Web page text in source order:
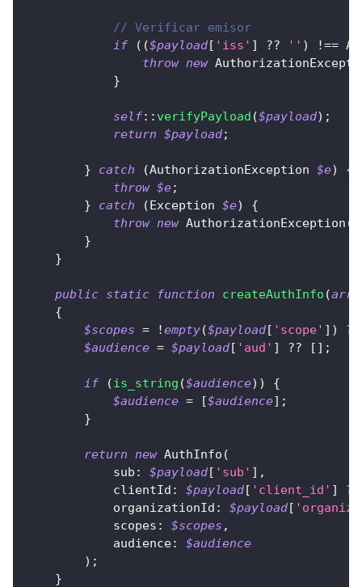
// Verificar emisor
if
( ($payload[ 'iss' ] ?? '' ) !==
throw new
}
self:: verifyPayload ($payload) ;
return $payload;
} catch (AuthorizationException $e)
{
throw $e;
}
catch (Exception $e)
{
throw new AuthorizationException (
}
}
public static function createAuthInfo (
{
$scopes = !empty($payload[ 'scope' ] ) ?
$audience = $payload[ 'aud' ] ?? [ ] ;
if (is_string ($audience) )
{
$audience = [$audience] ;
}
return new AuthInfo (
sub : $payload[ 'sub' ] ,
clientId : $payload[ 'client_id' ]
??
organizationId : $payload[
scopes : $scopes ,
audience:
$audience
) ;
}